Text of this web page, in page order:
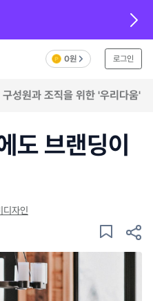
0원 로그인
성원과 조직을 위한 '우리다움'
도 브랜딩이
디자인